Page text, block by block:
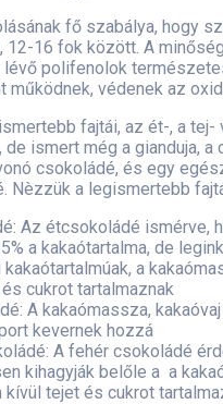
fő szabálya, hogy
12-16 fok között. A
lévő polifenolok
működnek, védenek az
fajtái, az ét-, a tej-
ismert még a gianduja, a
csokoládé, és egy
Nèzzük a legismertebb fajt
Az étcsokoládé ismérve,
a kakaótartalma, de
a
cukrot tartalmaznak
A kakaómassza,
kevernek hozzá
A fehér csokoládé
kihagyják belőle a a
kívül tejet és cukrot